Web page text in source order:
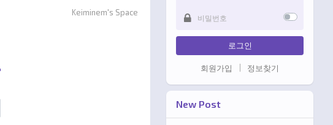
Keiminem's Space
로그인
회원가입 정보찾기
New Post